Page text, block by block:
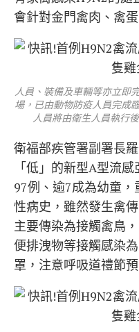
會針對金門禽肉、禽蛋
人員、裝備及車輛等亦立即
場，已由動物防疫人員完成
人員將由衛生人員執行
衛福部疾管署副署長
「低」的新型A型流
97例、逾7成為幼童
性病史，雖然發生禽
主要傳染為接觸禽鳥
便排洩物等接觸感染
罩，注意呼吸道禮節預